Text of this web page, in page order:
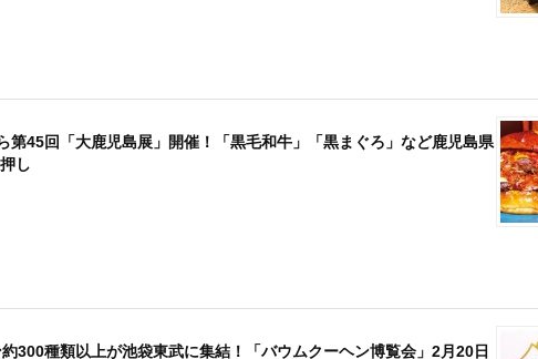
第45回「大鹿児島展」開催！「黒毛和牛」「黒まぐろ」など鹿児島県
し
300種類以上が池袋東武に集結！「バウムクーヘン博覧会」2月20日